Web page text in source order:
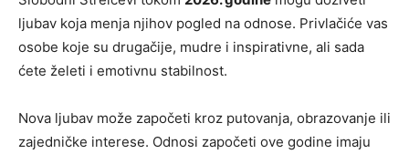
ljubav koja menja njihov pogled na odnose. Privlačiće vas
osobe koje su drugačije, mudre i inspirativne, ali sada
ćete želeti i emotivnu stabilnost.
Nova ljubav može započeti kroz putovanja, obrazovanje ili
zajedničke interese. Odnosi započeti ove godine imaju